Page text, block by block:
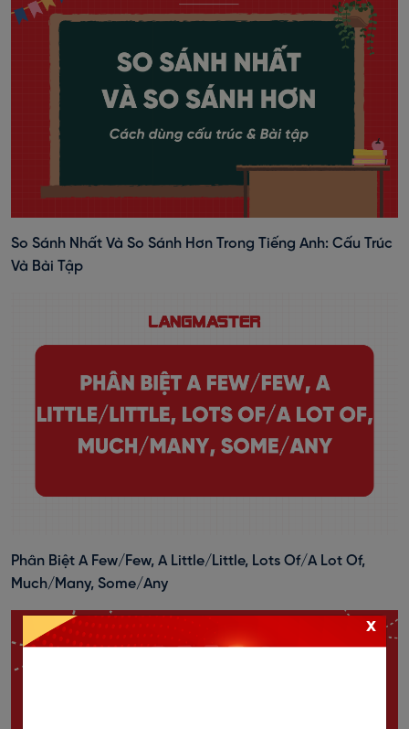
So Sánh Nhất Và So Sánh Hơn Trong Tiếng Anh: Cấu Trúc
Và Bài Tập
Phân Biệt A Few/Few, A Little/Little, Lots Of/A Lot Of,
Much/Many, Some/Any
x